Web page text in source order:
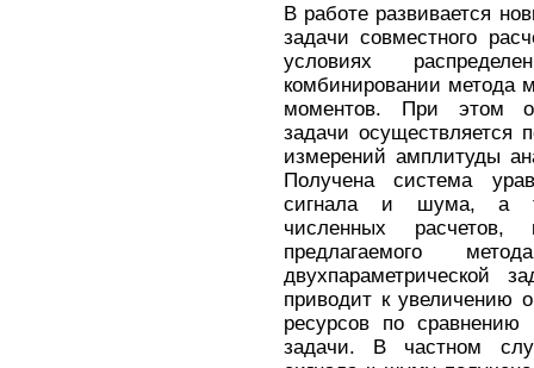
В работе развивается
задачи совместного
условиях
комбинировании метода
моментов. При этом
задачи осуществляется
измерений амплитуды
Получена система
сигнала и шума, а
численных расчетов,
предлагаемого
двухпараметрической
приводит к увеличению
ресурсов по сравнению
задачи. В частном